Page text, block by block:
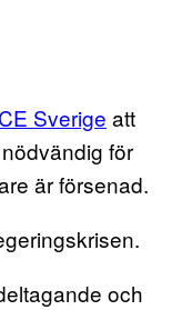
Sverige att
för
är försenad.
och